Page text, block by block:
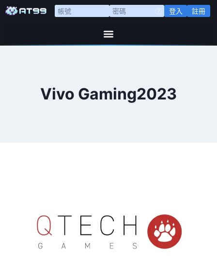
登入 註冊
Vivo Gaming2023